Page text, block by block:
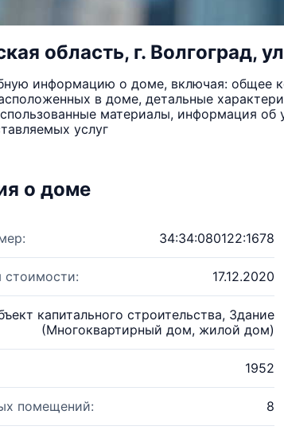
область, г. Волгоград,
информацию о доме, включая: общее
в доме, детальные
материалы, информация
услуг
о доме
34:34:080122:1678
стоимости: 17.12.2020
капитального строительства, Здание
(Многоквартирный дом, жилой дом)
1952
помещений: 8